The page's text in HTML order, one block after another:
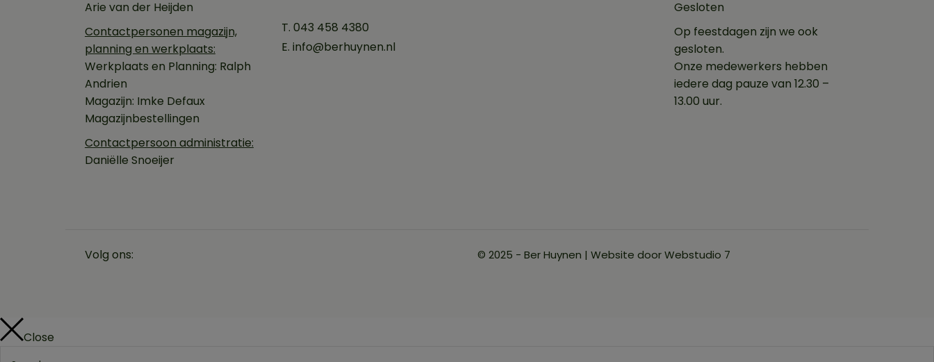
Arie van der Heijden
Contactpersonen magazijn,
planning en werkplaats:
Werkplaats en Planning: Ralph
Andrien
Magazijn: Imke Defaux
Magazijnbestellingen
Contactpersoon administratie:
Daniëlle Snoeijer
T. 043 458 4380
E. info@berhuynen.nl
Gesloten
Op feestdagen zijn we ook
gesloten.
Onze medewerkers hebben
iedere dag pauze van 12.30 –
13.00 uur.
Volg ons: © 2025 - Ber Huynen | Website doorWebstudio 7
Close